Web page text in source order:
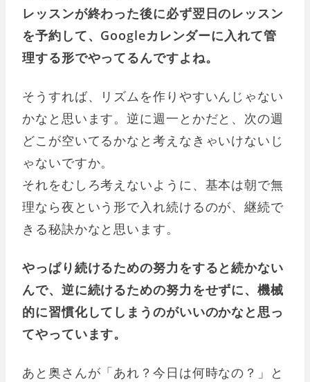
レッスンが終わった後に必ず翌日のレッスン
を予約して、Googleカレンダーに入れて管
理する形でやってるんですよね。
そうすれば、リズムを作りやすいんじゃない
かなと思います。逆に週一とかだと、次の週
どこが空いてるかなと考えなきゃいけないじ
ゃないですか。
それをむしろ考えないように、基本は朝で無
理なら夜という形で入れ続けるのが、継続で
きる秘訣かなと思います。
やっぱり続けるための努力をすると続かない
んで、逆に続けるための努力をせずに、機械
的に習慣化してしまうのがいいのかなと思っ
てやっています。
あと奥さんが「あれ？今日は何時なの？」と